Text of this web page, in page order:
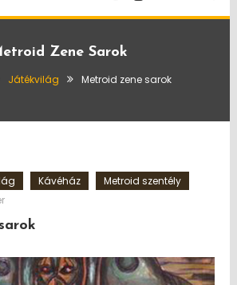
Zene Sarok
Játékvilág Metroid zene sarok
Kávéház
Metroid szentély